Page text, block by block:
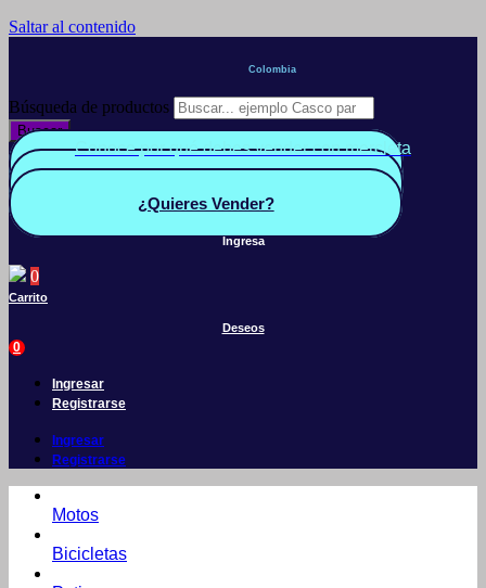
Saltar al contenido
Colombia
Búsqueda de productos
Buscar
Conoce por qué debes vender con mercleta
Quiero Vender
¿Quieres Vender?
Ingresa
0
Carrito
Deseos
0
Ingresar
Registrarse
Ingresar
Registrarse
Motos
Bicicletas